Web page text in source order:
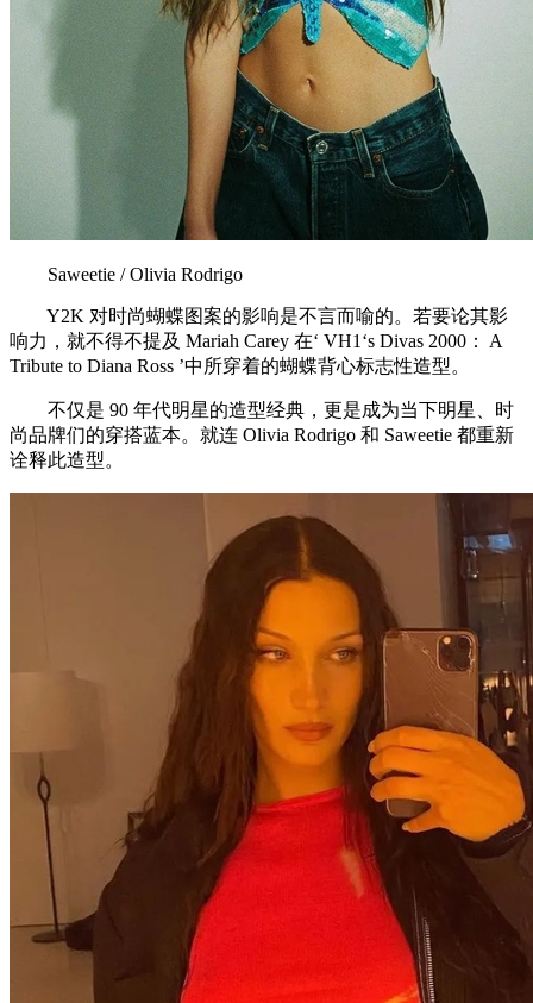
Saweetie / Olivia Rodrigo
Y2K 对时尚蝴蝶图案的影响是不言而喻的。若要论其影
响力，就不得不提及 Mariah Carey 在‘ VH1‘s Divas 2000： A
Tribute to Diana Ross ’中所穿着的蝴蝶背心标志性造型。
不仅是 90 年代明星的造型经典，更是成为当下明星、时
尚品牌们的穿搭蓝本。就连 Olivia Rodrigo 和 Saweetie 都重新
诠释此造型。